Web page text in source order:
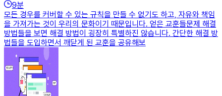
9분
모든 경우를 커버할 수 있는 규칙을 만들 수 없기도 하고, 자유와 책임
을 가져가는 것이 우리의 문화이기 때문입니다. 얻은 교훈들문제 해결
방법들을 보면 해결 방법이 굉장히 특별하진 않습니다. 간단한 해결 방
법들을 도입하면서 깨닫게 된 교훈을 공유해보